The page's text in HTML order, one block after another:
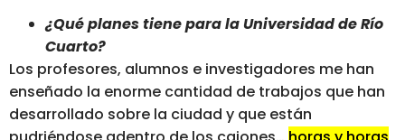
¿Qué planes tiene para la Universidad de Río
Cuarto?
Los profesores, alumnos e investigadores me han
enseñado la enorme cantidad de trabajos que han
desarrollado sobre la ciudad y que están